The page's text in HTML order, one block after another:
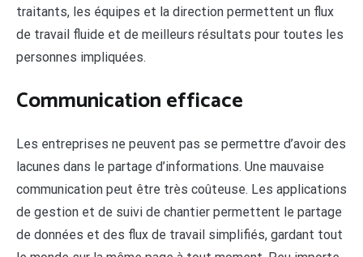
traitants, les équipes et la direction permettent un flux
de travail fluide et de meilleurs résultats pour toutes les
personnes impliquées.
Communication efficace
Les entreprises ne peuvent pas se permettre d’avoir des
lacunes dans le partage d’informations. Une mauvaise
communication peut être très coûteuse. Les applications
de gestion et de suivi de chantier permettent le partage
de données et des flux de travail simplifiés, gardant tout